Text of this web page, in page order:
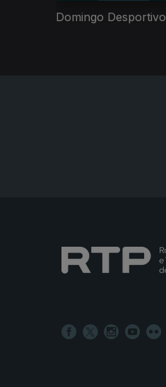
Domingo Desportivo